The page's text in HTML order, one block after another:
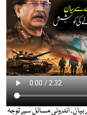
2.0" کے حوالے سے بیان، اندرونی مسائل سے توجہ